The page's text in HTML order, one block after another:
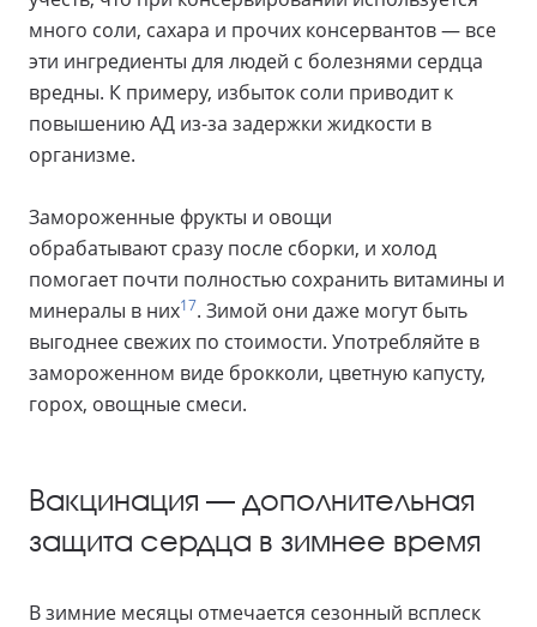
много соли, сахара и прочих консервантов — все
эти ингредиенты для людей с болезнями сердца
вредны. К примеру, избыток соли приводит к
повышению АД из-за задержки жидкости в
организме.
Замороженные фрукты и овощи
обрабатывают сразу после сборки, и холод
помогает почти полностью сохранить витамины и
минералы в них17. Зимой они даже могут быть
выгоднее свежих по стоимости. Употребляйте в
замороженном виде брокколи, цветную капусту,
горох, овощные смеси.
Вакцинация — дополнительная
защита сердца в зимнее время
В зимние месяцы отмечается сезонный всплеск